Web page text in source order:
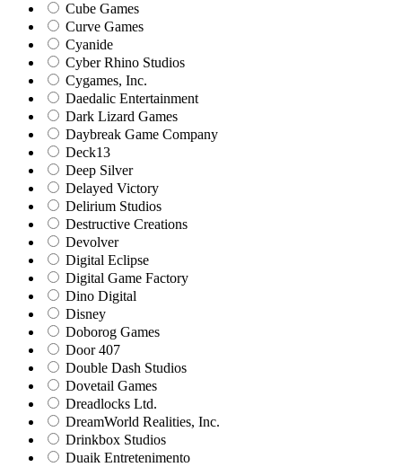
Cube Games
Curve Games
Cyanide
Cyber Rhino Studios
Cygames, Inc.
Daedalic Entertainment
Dark Lizard Games
Daybreak Game Company
Deck13
Deep Silver
Delayed Victory
Delirium Studios
Destructive Creations
Devolver
Digital Eclipse
Digital Game Factory
Dino Digital
Disney
Doborog Games
Door 407
Double Dash Studios
Dovetail Games
Dreadlocks Ltd.
DreamWorld Realities, Inc.
Drinkbox Studios
Duaik Entretenimento